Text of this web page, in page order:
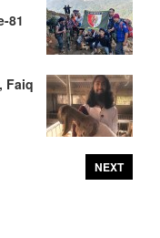
81
Faiq
NEXT